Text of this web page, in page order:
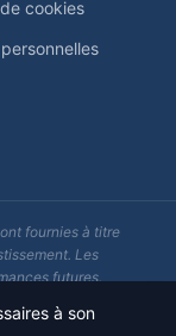
cookies
fournies à titre
Les
futures.
à son